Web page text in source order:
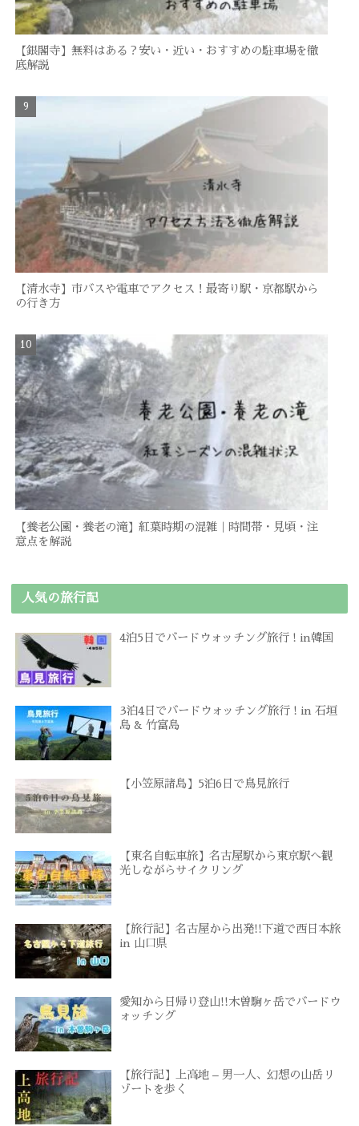
【銀閣寺】無料はある？安い・近い・おすすめの駐車場を徹
底解説
【清水寺】市バスや電車でアクセス！最寄り駅・京都駅から
の行き方
【養老公園・養老の滝】紅葉時期の混雑｜時間帯・見頃・注
意点を解説
人気の旅行記
4泊5日でバードウォッチング旅行 ! in韓国
3泊4日でバードウォッチング旅行 ! in 石垣
島 & 竹富島
【小笠原諸島】5泊6日で鳥見旅行
【東名自転車旅】名古屋駅から東京駅へ観
光しながらサイクリング
【旅行記】名古屋から出発!!下道で西日本旅
in 山口県
愛知から日帰り登山!!木曽駒ヶ岳でバードウ
ォッチング
【旅行記】上高地 – 男一人、幻想の山岳リ
ゾートを歩く